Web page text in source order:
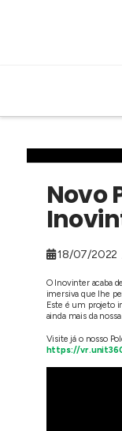
Novo
18/07/2022
O Inovinter acaba
imersiva que lhe
Este é um projeto
ainda mais da
Visite já o nosso
https://